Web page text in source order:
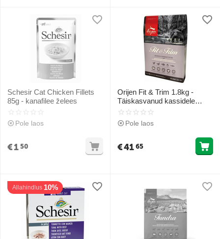
Schesir Cat Chicken Fillets
85g - kanafilee želees
Pole laos
€150
Orijen Fit & Trim 1.8kg -
Täiskasvanud kassidele
(kana ja vutt)
Pole laos
€4165
Allahindlus 10%